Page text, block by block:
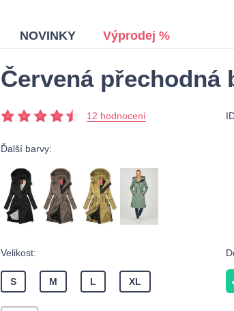
NOVINKY Výprodej %
Červená přechodná
12 hodnocení
Ďalší barvy:
Velikost:
S M L XL